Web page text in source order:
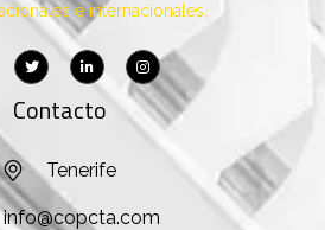
e internacionales.
Contacto
Tenerife
info@copcta.com